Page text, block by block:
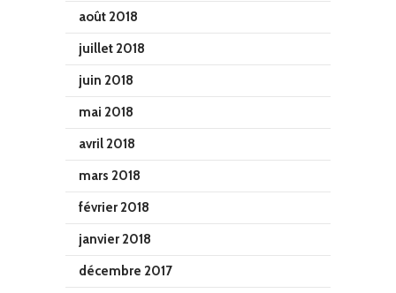
août 2018
juillet 2018
juin 2018
mai 2018
avril 2018
mars 2018
février 2018
janvier 2018
décembre 2017